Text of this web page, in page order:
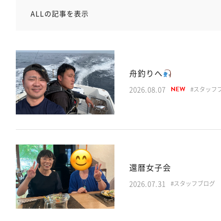
ALLの記事を表示
舟釣りへ
2026.08.07 NEW #スタッフ
還暦女子会
2026.07.31 #スタッフブログ